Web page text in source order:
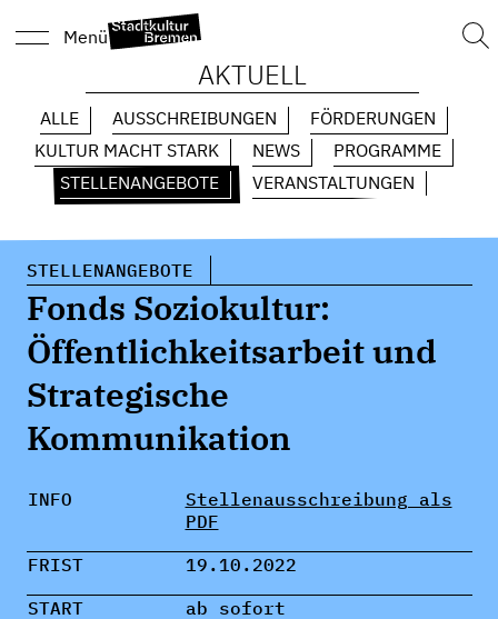
Menü
AKTUELL
ALLE AUSSCHREIBUNGEN
FÖRDERUNGEN
KULTUR MACHT STARK
NEWS
PROGRAMME
STELLENANGEBOTE
VERANSTALTUNGEN
STELLENANGEBOTE
Fonds Soziokultur:
Öffentlichkeitsarbeit und
Strategische
Kommunikation
INFO
Stellenausschreibung als
PDF
FRIST
19.10.2022
START
ab sofort